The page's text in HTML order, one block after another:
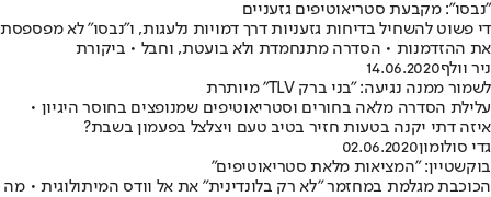
"נבסו": מקבעת סטריאוטיפים גזעניים
די פשוט להשחיל בדיחות גזעניות דרך דמויות נלעגות, ו"נבסו" לא מפספסת
את ההזדמנות • הסדרה מתנחמדת ולא בועטת, וחבל • ביקורת
ניר וולף14.06.2020
לשמור ממנה נגיעה: "בני ברק TLV" מיותרת
עלילת הסדרה מלאה בחורים וסטריאוטיפים שמנופצים בחוסר היגיון •
איזה דתי יקנה בטעות חזיר בטיב טעם ויצלצל בפעמון בשבת?
גדי סולומון02.06.2020
בוקשטיין: "המציאות מלאת סטריאוטיפים"
הכוכבת מגלמת במחזמר "לא רק בלונדינית" את אל וודס המיתולוגית • מה